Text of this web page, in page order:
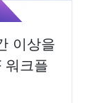
이상을
워크플